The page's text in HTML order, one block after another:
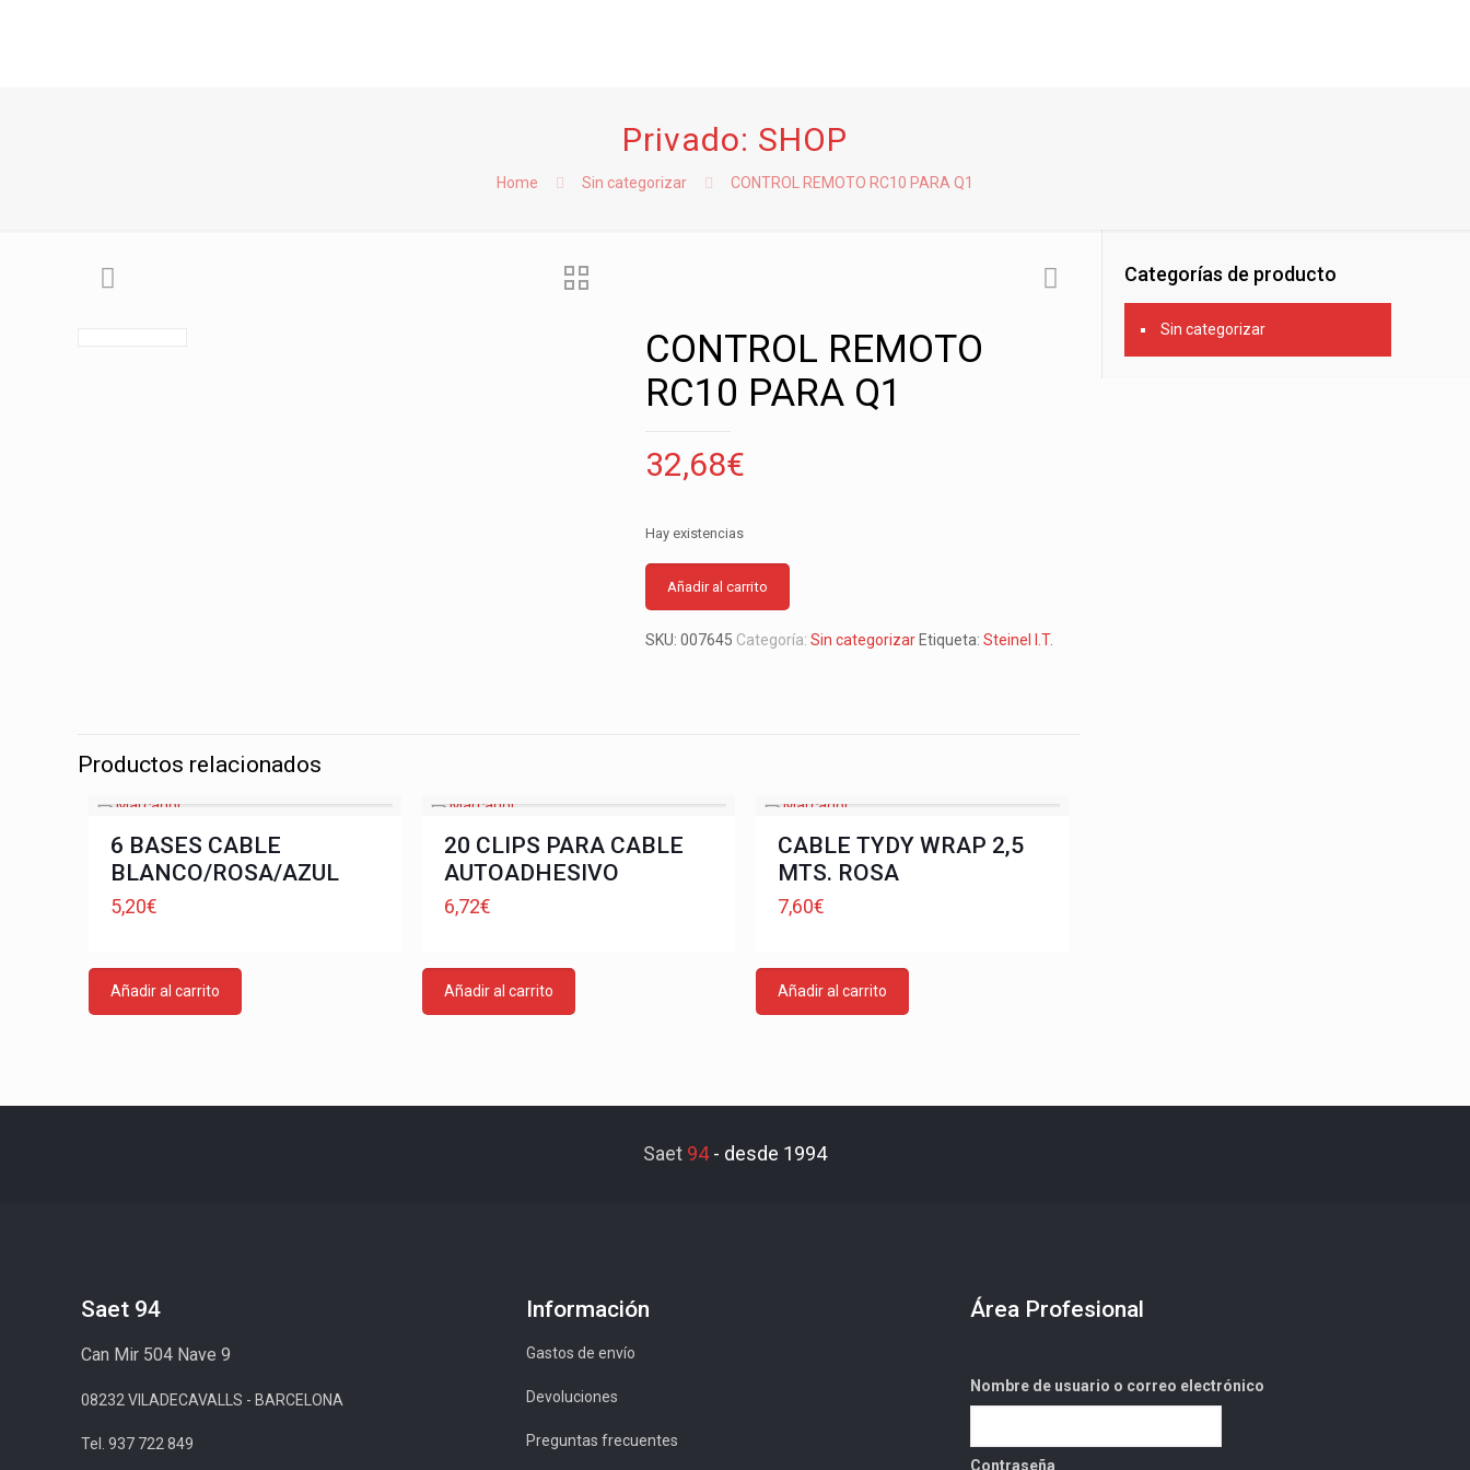
Privado: SHOP
Home Sin categorizar CONTROL REMOTO RC10 PARA Q1
CONTROL REMOTO
RC10 PARA Q1
32,68€
Hay existencias
Añadir al carrito
SKU:007645 Categoría:Sin categorizar Etiqueta:Steinel I.T.
Productos relacionados
6 BASES CABLE
BLANCO/ROSA/AZUL
5,20€
Añadir al carrito
20 CLIPS PARA CABLE
AUTOADHESIVO
6,72€
Añadir al carrito
CABLE TYDY WRAP 2,5
MTS. ROSA
7,60€
Añadir al carrito
Categorías de producto
Sin categorizar
Saet 94- desde 1994
Saet 94
Can Mir 504 Nave 9
08232 VILADECAVALLS - BARCELONA
Tel. 937 722 849
Información
Gastos de envío
Devoluciones
Preguntas frecuentes
Área Profesional
Nombre de usuario o correo electrónico
Contraseña